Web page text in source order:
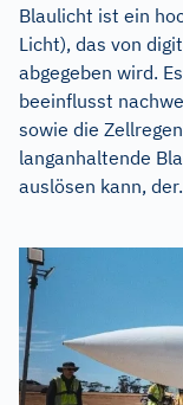
Blaulicht ist ein
Licht), das von
abgegeben wird.
beeinflusst
sowie die
langanhaltende
auslösen kann,